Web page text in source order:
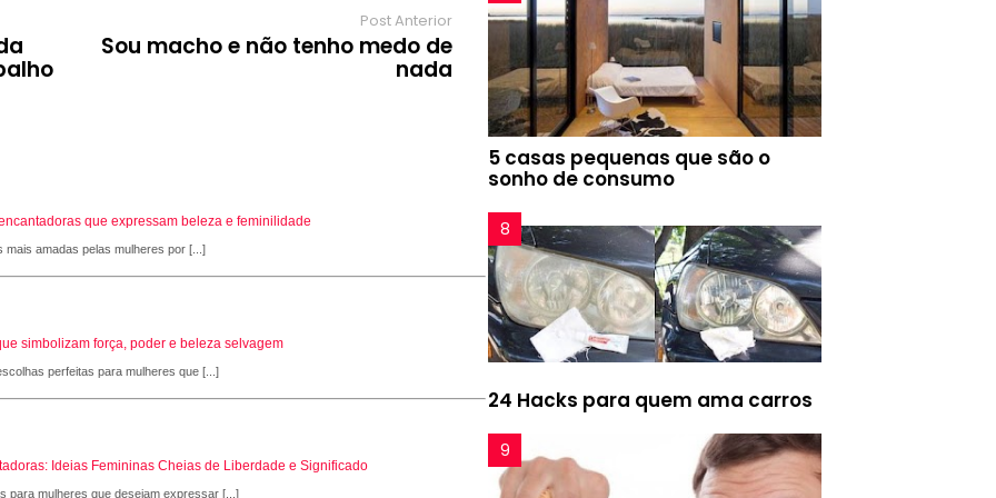
Post Anterior
Sou macho e não tenho medo de
nada
que expressam beleza e feminilidade
amadas pelas mulheres por [...]
simbolizam força, poder e beleza selvagem
perfeitas para mulheres que [...]
Ideias Femininas Cheias de Liberdade e Significado
para mulheres que desejam expressar [...]
5 casas pequenas que são o
sonho de consumo
24 Hacks para quem ama carros